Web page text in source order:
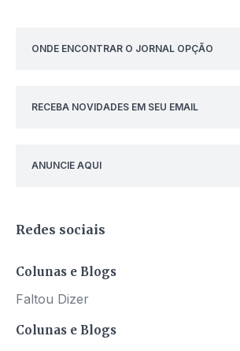
ONDE ENCONTRAR O JORNAL OPÇÃO
RECEBA NOVIDADES EM SEU EMAIL
ANUNCIE AQUI
Redes sociais
Colunas e Blogs
Faltou Dizer
Colunas e Blogs